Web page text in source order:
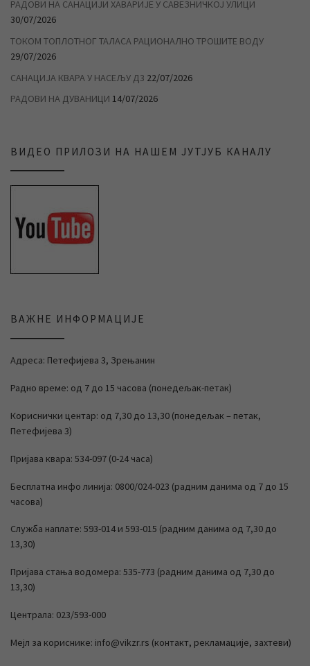
РАДОВИ НА САНАЦИЈИ ХАВАРИЈЕ У САВЕЗНИЧКОЈ УЛИЦИ
30/07/2026
ТОКОМ ТОПЛОТНОГ ТАЛАСА РАЦИОНАЛНО ТРОШИТЕ ВОДУ
29/07/2026
САНАЦИЈА КВАРА У НАСЕЉУ Д3 22/07/2026
РАДОВИ НА ДУВАНИЦИ 14/07/2026
ВИДЕО ПРИЛОЗИ НА НАШЕМ ЈУТЈУБ КАНАЛУ
ВАЖНЕ ИНФОРМАЦИЈЕ
Адреса: Петефијева 3, Зрењанин
Радно време: од 7 до 15 часова (понедељак-петак)
Кориснички центар: од 7,30 до 13,30 (понедељак – петак,
Петефијева 3)
Пријава квара: 534-097 (0-24 часа)
Бесплатна инфо линија: 0800/024-023 (радним данима од 7 до 15
часова)
Служба наплате: 593-014 и 593-015 (радним данима од 7,30 до
13,30)
Пријава стања водомера: 535-773 (радним данима од 7,30 до
13,30)
Централа: 023/593-000
Мејл за кориснике: info@vikzr.rs (контакт, рекламације, захтеви)